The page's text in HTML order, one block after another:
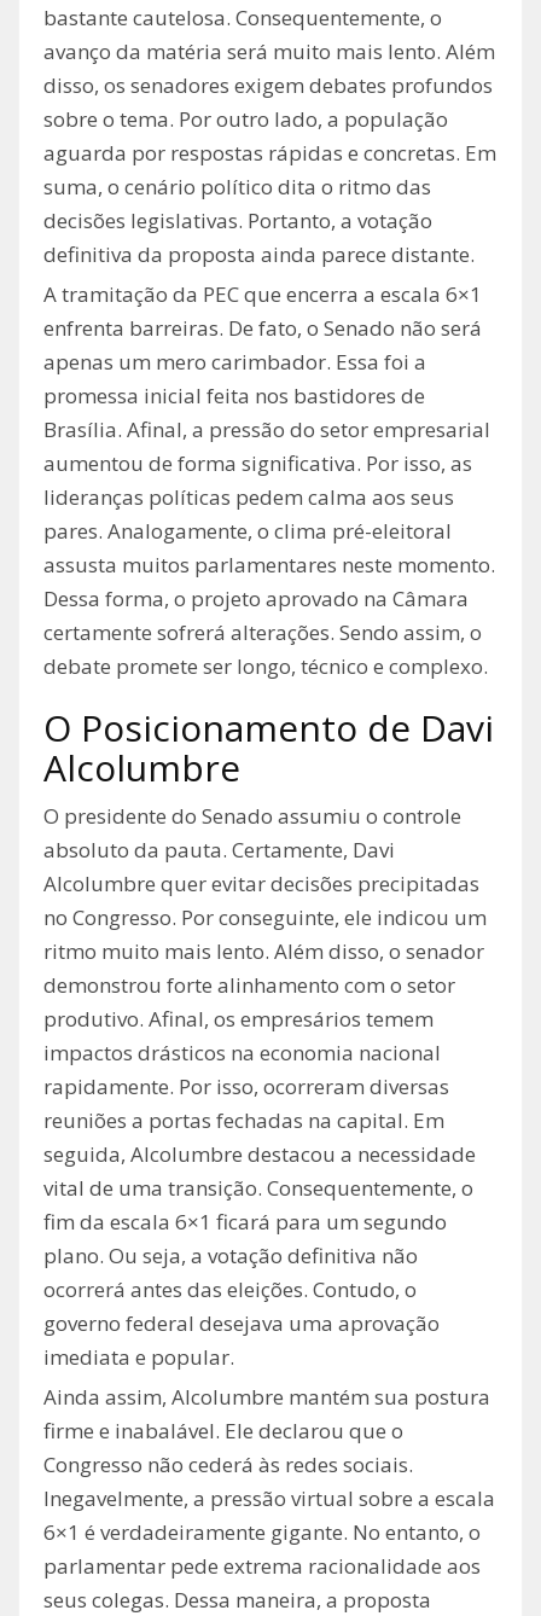
bastante cautelosa. Consequentemente, o
avanço da matéria será muito mais lento. Além
disso, os senadores exigem debates profundos
sobre o tema. Por outro lado, a população
aguarda por respostas rápidas e concretas. Em
suma, o cenário político dita o ritmo das
decisões legislativas. Portanto, a votação
definitiva da proposta ainda parece distante.
A tramitação da PEC que encerra a escala 6×1
enfrenta barreiras. De fato, o Senado não será
apenas um mero carimbador. Essa foi a
promessa inicial feita nos bastidores de
Brasília. Afinal, a pressão do setor empresarial
aumentou de forma significativa. Por isso, as
lideranças políticas pedem calma aos seus
pares. Analogamente, o clima pré-eleitoral
assusta muitos parlamentares neste momento.
Dessa forma, o projeto aprovado na Câmara
certamente sofrerá alterações. Sendo assim, o
debate promete ser longo, técnico e complexo.
O Posicionamento de Davi
Alcolumbre
O presidente do Senado assumiu o controle
absoluto da pauta. Certamente, Davi
Alcolumbre quer evitar decisões precipitadas
no Congresso. Por conseguinte, ele indicou um
ritmo muito mais lento. Além disso, o senador
demonstrou forte alinhamento com o setor
produtivo. Afinal, os empresários temem
impactos drásticos na economia nacional
rapidamente. Por isso, ocorreram diversas
reuniões a portas fechadas na capital. Em
seguida, Alcolumbre destacou a necessidade
vital de uma transição. Consequentemente, o
fim da escala 6×1 ficará para um segundo
plano. Ou seja, a votação definitiva não
ocorrerá antes das eleições. Contudo, o
governo federal desejava uma aprovação
imediata e popular.
Ainda assim, Alcolumbre mantém sua postura
firme e inabalável. Ele declarou que o
Congresso não cederá às redes sociais.
Inegavelmente, a pressão virtual sobre a escala
6×1 é verdadeiramente gigante. No entanto, o
parlamentar pede extrema racionalidade aos
seus colegas. Dessa maneira, a proposta